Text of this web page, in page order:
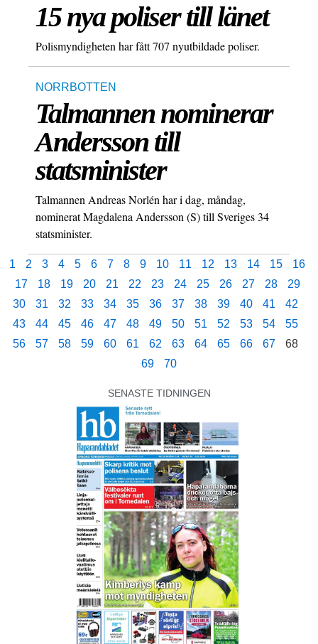
15 nya poliser till länet
Polismyndigheten har fått 707 nyutbildade poliser.
NORRBOTTEN
Talmannen nominerar
Andersson till
statsminister
Talmannen Andreas Norlén har i dag, måndag,
nominerat Magdalena Andersson (S) till Sveriges 34
statsminister.
1 2 3 4 5 6 7 8 9 10 11 12 13 14 15
16
17
18 19 20 21 22 23 24 25 26 27 28
29
30
31 32 33 34 35 36 37 38 39 40 41
42
43
44 45 46 47 48 49 50 51 52 53 54
55
56
57 58 59 60 61 62 63 64 65 66 67
68
69
70
SENASTE TIDNINGEN